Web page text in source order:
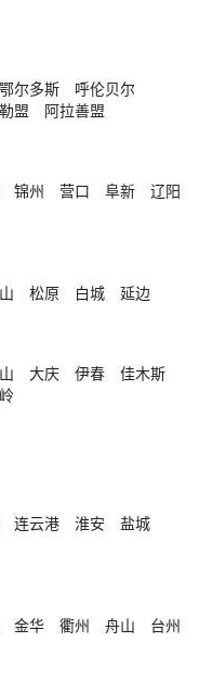
鄂尔多斯
呼伦贝尔
盟 阿拉善盟
锦州 营口 阜新
辽阳
松原 白城 延边
大庆 伊春
佳木斯
连云港 淮安
盐城
金华 衢州 舟山
台州